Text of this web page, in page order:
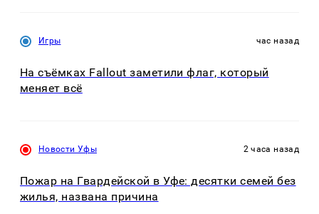
Игры час назад
На съёмках Fallout заметили флаг, который
меняет всё
Новости Уфы 2 часа назад
Пожар на Гвардейской в Уфе: десятки семей без
жилья, названа причина